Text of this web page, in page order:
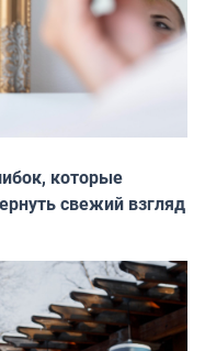
которые
свежий взгляд